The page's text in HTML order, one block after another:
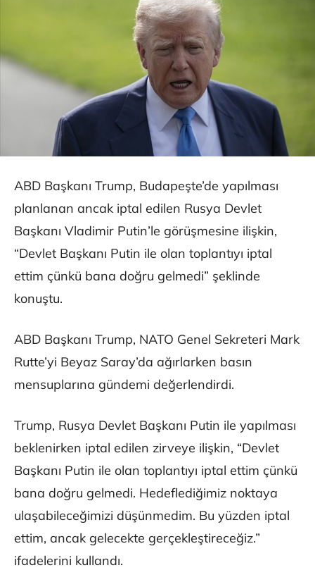
ABD Başkanı Trump, Budapeşte’de yapılması
planlanan ancak iptal edilen Rusya Devlet
Başkanı Vladimir Putin’le görüşmesine ilişkin,
“Devlet Başkanı Putin ile olan toplantıyı iptal
ettim çünkü bana doğru gelmedi” şeklinde
konuştu.
ABD Başkanı Trump, NATO Genel Sekreteri Mark
Rutte’yi Beyaz Saray’da ağırlarken basın
mensuplarına gündemi değerlendirdi.
Trump, Rusya Devlet Başkanı Putin ile yapılması
beklenirken iptal edilen zirveye ilişkin, “Devlet
Başkanı Putin ile olan toplantıyı iptal ettim çünkü
bana doğru gelmedi. Hedeflediğimiz noktaya
ulaşabileceğimizi düşünmedim. Bu yüzden iptal
ettim, ancak gelecekte gerçekleştireceğiz.”
ifadelerini kullandı.